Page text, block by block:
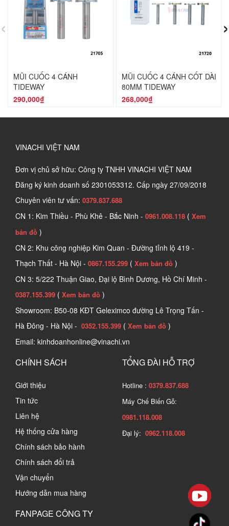
MŨI CUỐC 4 CÁNH
TIDEWAY
290,000₫
MŨI CUỐC 4 CÁNH CỐT DÀI
80MM TIDEWAY
268,000₫
‹ ›
VINACHI VIỆT NAM
Đơn vị chủ sở hữu: Công ty TNHH VINACHI VIỆT NAM
Đăng ký kinh doanh số 2301053312. Cấp ngày 27/09/2018
Chuyên viên tư vấn: 0379.837.688
CN 1: Kim Thiều - Phù Khê - Bắc Ninh - 0961.008.118 ( Xem
bản đồ )
CN 2: Khu công nghiệp Kim Quan - Đường tỉnh lộ 419 -
Thạch Thất - Hà Nội - 0867.155.299 ( Xem bản đồ )
CN 3: 5/222 Thuận Giao, Đại lộ Bình Dương, Hồ Chí Minh -
0387.155.399 ( Xem bản đồ )
Showroom: B50-08 KĐT Geleximco đường Lê Trọng Tấn -
Hà Đông - Hà Nội - 0352.155.399 ( Xem bản đồ )
Email: kinhdoanhonline@vinachi.vn
CHÍNH SÁCH
Giới thiệu
Tin tức
Liên hệ
Hệ thống cửa hàng
Chính sách bảo hành
Chính sách đổi trả
Vận chuyển
Hướng dẫn mua hàng
TỔNG ĐÀI HỖ TRỢ
Hotline : 0379.837.688
Máy Chế Biến Gỗ:
0981.118.008
Đại lý: 0962.118.008
FANPAGE CÔNG TY